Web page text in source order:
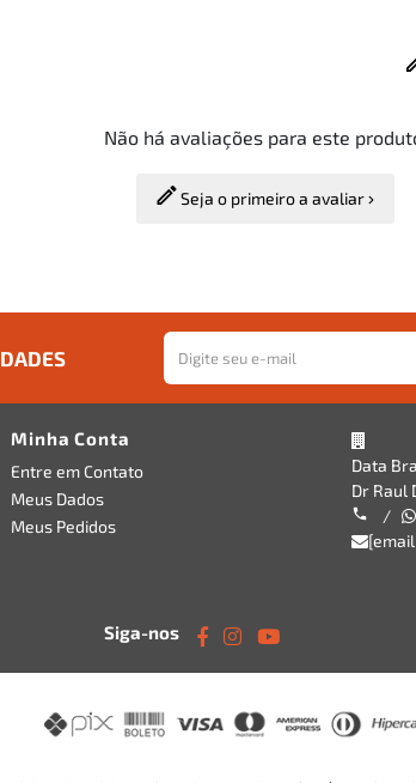
Não há avaliações para este
Seja o primeiro a avaliar
Minha Conta
Entre em Contato
Meus Dados
Meus Pedidos
Data
Dr Raul
/
Siga-nos